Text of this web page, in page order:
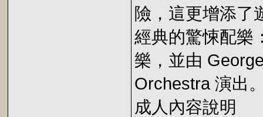
險，這更增添了
經典的驚悚配樂
樂，並由
Orchestra 演出
成人內容說明